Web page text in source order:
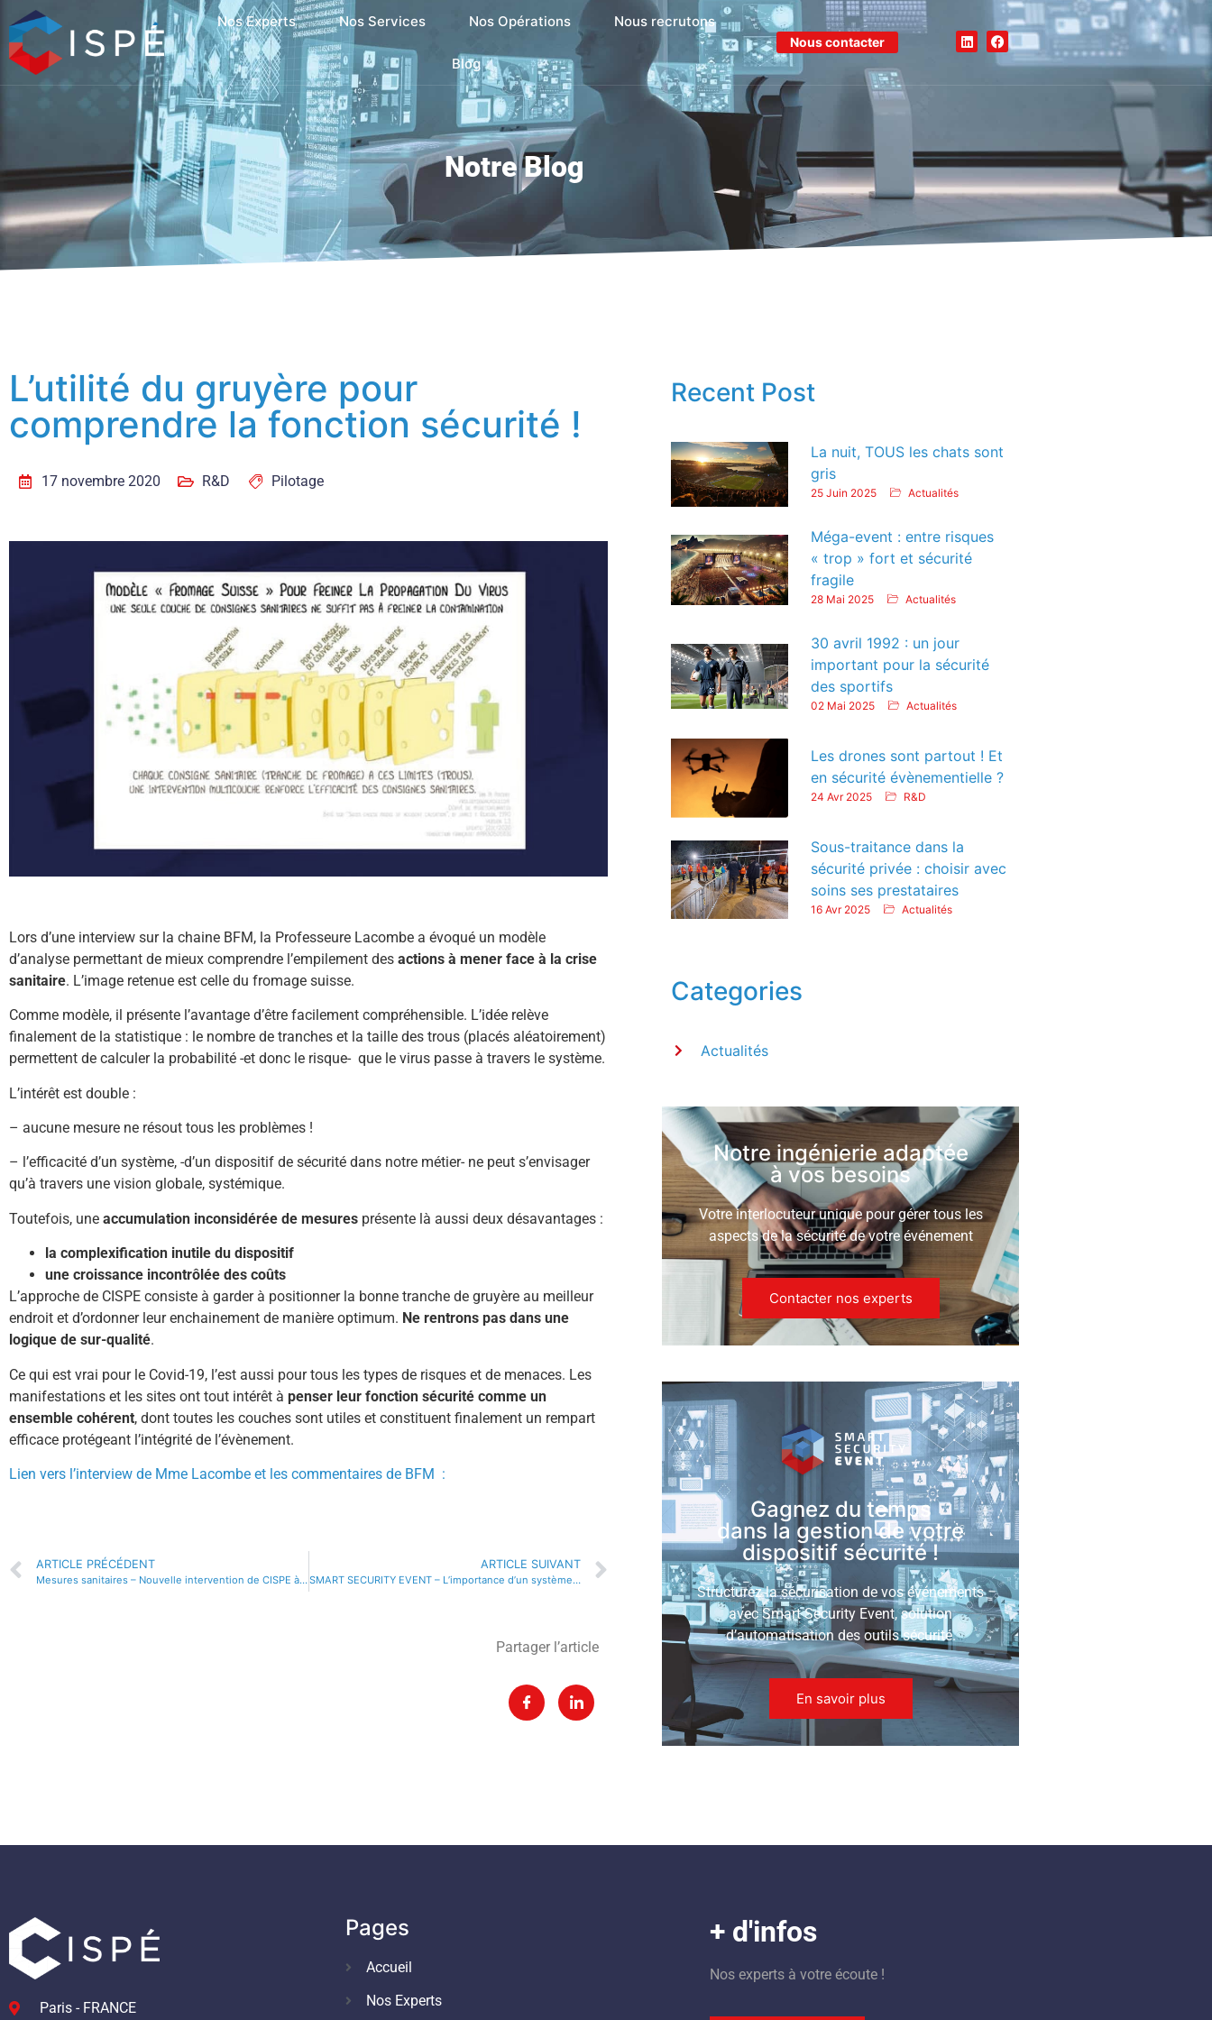
Nos Experts Nos Services Nos Opérations Nous recrutons
Blog
Nous contacter
Notre Blog
L’utilité du gruyère pour
comprendre la fonction sécurité !
17 novembre 2020 R&D Pilotage
Lors d’une interview sur la chaine BFM, la Professeure Lacombe a évoqué un modèle
d’analyse permettant de mieux comprendre l’empilement des actions à mener face à la crise
sanitaire. L’image retenue est celle du fromage suisse.
Comme modèle, il présente l’avantage d’être facilement compréhensible. L’idée relève
finalement de la statistique : le nombre de tranches et la taille des trous (placés aléatoirement)
permettent de calculer la probabilité -et donc le risque- que le virus passe à travers le système.
L’intérêt est double :
– aucune mesure ne résout tous les problèmes !
– l’efficacité d’un système, -d’un dispositif de sécurité dans notre métier- ne peut s’envisager
qu’à travers une vision globale, systémique.
Toutefois, une accumulation inconsidérée de mesures présente là aussi deux désavantages :
la complexification inutile du dispositif
une croissance incontrôlée des coûts
L’approche de CISPE consiste à garder à positionner la bonne tranche de gruyère au meilleur
endroit et d’ordonner leur enchainement de manière optimum. Ne rentrons pas dans une
logique de sur-qualité.
Ce qui est vrai pour le Covid-19, l’est aussi pour tous les types de risques et de menaces. Les
manifestations et les sites ont tout intérêt à penser leur fonction sécurité comme un
ensemble cohérent, dont toutes les couches sont utiles et constituent finalement un rempart
efficace protégeant l’intégrité de l’évènement.
Lien vers l’interview de Mme Lacombe et les commentaires de BFM :
ARTICLE PRÉCÉDENT
Mesures sanitaires – Nouvelle intervention de CISPE à l’ECOLE
ARTICLE SUIVANT
SMART SECURITY EVENT – L’importance d’un système d’information sécurisé
Partager l’article
Recent Post
La nuit, TOUS les chats sont
gris
25 Juin 2025 Actualités
Méga-event : entre risques
« trop » fort et sécurité
fragile
28 Mai 2025 Actualités
30 avril 1992 : un jour
important pour la sécurité
des sportifs
02 Mai 2025 Actualités
Les drones sont partout ! Et
en sécurité évènementielle ?
24 Avr 2025 R&D
Sous-traitance dans la
sécurité privée : choisir avec
soins ses prestataires
16 Avr 2025 Actualités
Categories
Actualités
Notre ingénierie adaptée
à vos besoins
Votre interlocuteur unique pour gérer tous les
aspects de la sécurité de votre événement
Contacter nos experts
Gagnez du temps
dans la gestion de votre
dispositif sécurité !
Structurez la sécurisation de vos événements
avec Smart Security Event, solution
d’automatisation des outils sécurité.
En savoir plus
Paris - FRANCE
Pages
Accueil
Nos Experts
+ d'infos
Nos experts à votre écoute !